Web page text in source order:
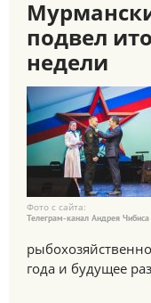
подвел
недели
Фото с сайта:
Телеграм-канал Андрея Чибиса
года и будущее